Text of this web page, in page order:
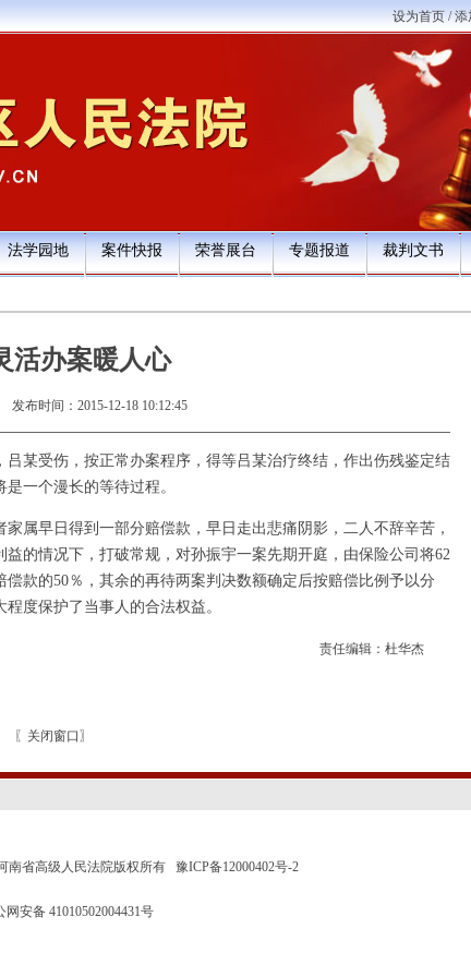
设为首页/添
法学园地 案件快报 荣誉展台 专题报道 裁判文书
活办案暖人心
发布时间：2015-12-18 10:12:45
某受伤，按正常办案程序，得等吕某治疗终结，作出伤残鉴定结
一个漫长的等待过程。
属早日得到一部分赔偿款，早日走出悲痛阴影，二人不辞辛苦，
的情况下，打破常规，对孙振宇一案先期开庭，由保险公司将62
款的50％，其余的再待两案判决数额确定后按赔偿比例予以分
度保护了当事人的合法权益。
责任编辑：杜华杰
〖 关闭窗口 〗
南省高级人民法院版权所有 豫ICP备12000402号-2
网安备 41010502004431号